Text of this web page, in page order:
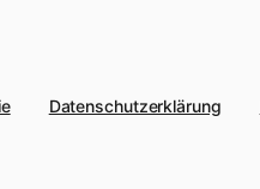
Datenschutzerklärung